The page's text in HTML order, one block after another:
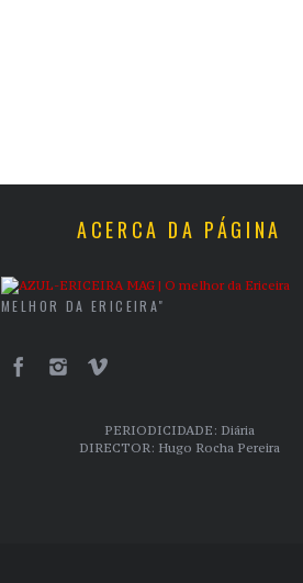
ACERCA DA PÁGINA
MELHOR DA ERICEIRA"
PERIODICIDADE: Diária
DIRECTOR: Hugo Rocha Pereira